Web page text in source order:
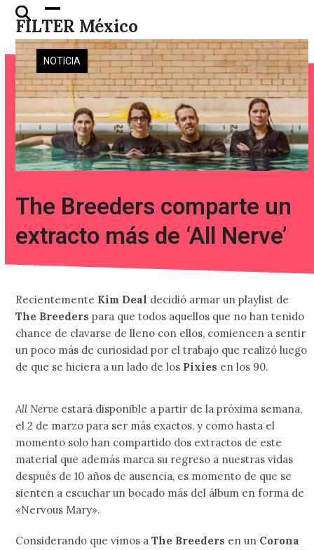
Skip
content
FILTER México
Open
mobile
menu
Close
mobile
menu
NOTICIA
The Breeders comparte un
extracto más de ‘All Nerve’
Recientemente Kim Deal decidió armar un playlist de
The Breeders para que todos aquellos que no han tenido
chance de clavarse de lleno con ellos, comiencen a sentir
un poco más de curiosidad por el trabajo que realizó luego
de que se hiciera a un lado de los Pixies en los 90.
All Nerve estará disponible a partir de la próxima semana,
el 2 de marzo para ser más exactos, y como hasta el
momento solo han compartido dos extractos de este
material que además marca su regreso a nuestras vidas
después de 10 años de ausencia, es momento de que se
sienten a escuchar un bocado más del álbum en forma de
«Nervous Mary».
Considerando que vimos aThe Breeders en un Corona